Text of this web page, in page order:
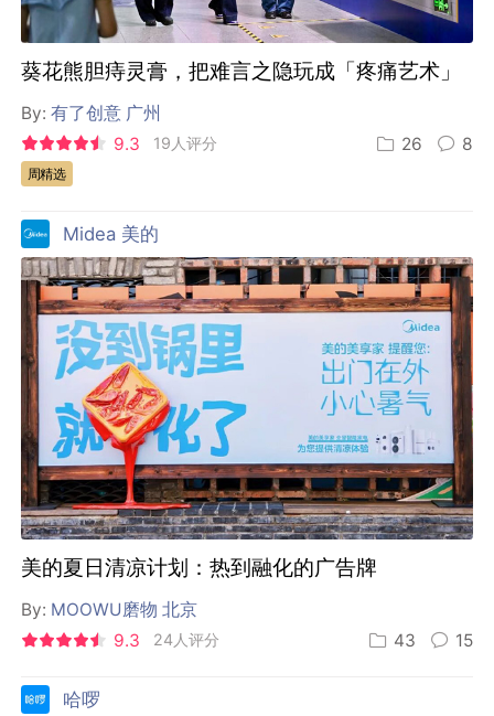
葵花熊胆痔灵膏，把难言之隐玩成「疼痛艺术」
By:有了创意 广州
9.3
19人评分 26 8
周精选
Midea 美的
美的夏日清凉计划：热到融化的广告牌
By: MOOWU磨物 北京
9.3
24人评分 43 15
哈啰